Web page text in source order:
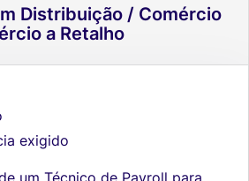
Distribuição / Comércio
a Retalho
exigido
um Técnico de Payroll para